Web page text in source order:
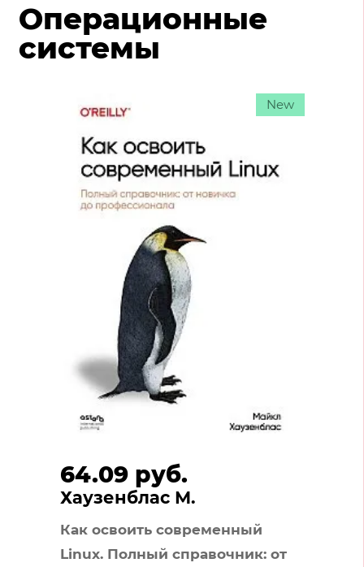
Операционные
системы
64.09 руб.
Хаузенблас М.
Как освоить современный
Linux. Полный справочник: от
New